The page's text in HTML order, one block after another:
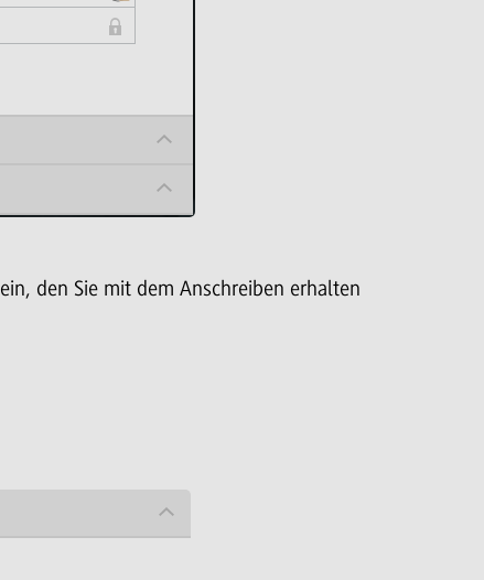
ein, den Sie mit dem Anschreiben erhalten